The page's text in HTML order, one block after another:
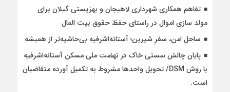
تفاهم همکاری شهرداری لاهیجان و بهزیستی گیلان برای
مولد سازی اموال در راستای حفظ حقوق بیت المال
ساحلِ امن، سفرِ شیرین؛ آستانه‌اشرفیه بی‌حاشیه‌تر از همیشه
پایان چالش سستی خاک در نهضت ملی مسکن آستانه‌اشرفیه
با روش DSM/ تحویل واحدها مشروط به تکمیل آورده متقاضیان
است.